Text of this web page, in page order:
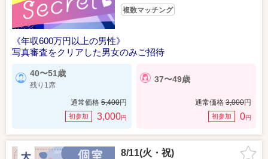
複数マッチング
《年収600万円以上の男性》
写真審査をクリアした男女のみご招待
40〜51歳
残り1席
通常価格 5,400円
初参加 3,000円
37〜49歳
通常価格 3,000円
初参加 0円
8/11(火・祝)